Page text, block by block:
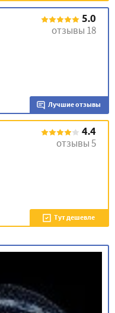
5.0
отзывы 18
Лучшие отзывы
4.4
отзывы 5
Тут дешевле